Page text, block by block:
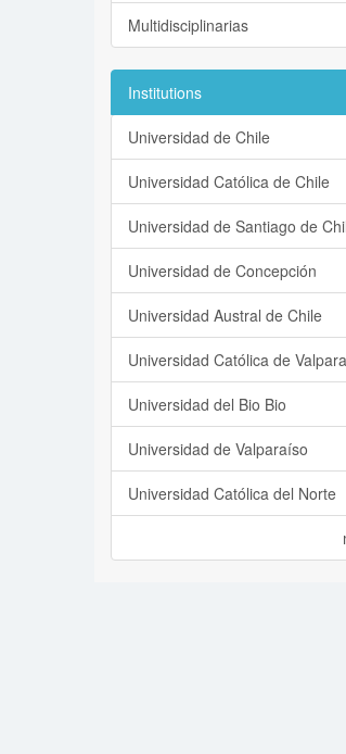
Multidisciplinarias
Institutions
Universidad de Chile
Universidad Católica de Chile
Universidad de Santiago de
Universidad de Concepción
Universidad Austral de Chile
Universidad Católica de
Universidad del Bio Bio
Universidad de Valparaíso
Universidad Católica del Norte